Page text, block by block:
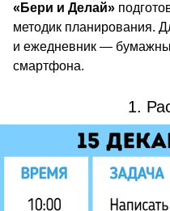
«Бери и Делай»
методик планирования.
и ежедневник —
смартфона.
1.